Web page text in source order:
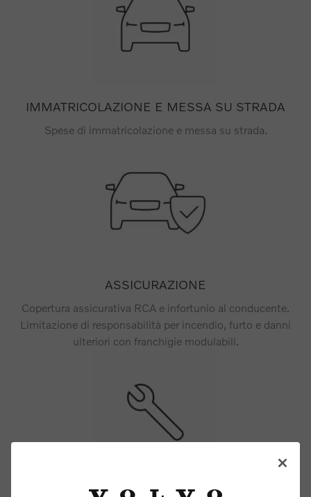
IMMATRICOLAZIONE E MESSA SU STRADA
Spese di immatricolazione e messa su strada.
ASSICURAZIONE
Copertura assicurativa RCA e infortunio al conducente.
Limitazione di responsabilità per incendio, furto e danni
ulteriori con franchigie modulabili.